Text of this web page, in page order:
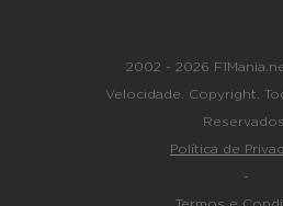
2002 - 2026
Velocidade. Copyright.
Reservados.
Política de
-